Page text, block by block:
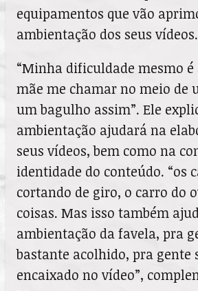
equipamentos que vão
ambientação dos seus vídeos.
“Minha dificuldade mesmo é
mãe me chamar no meio de
um bagulho assim”. Ele
ambientação ajudará na
seus vídeos, bem como na
identidade do conteúdo. “os
cortando de giro, o carro do
coisas. Mas isso também
ambientação da favela, pra
bastante acolhido, pra gente
encaixado no vídeo”,